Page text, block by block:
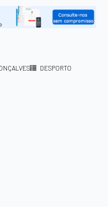
for:
DESPORTO